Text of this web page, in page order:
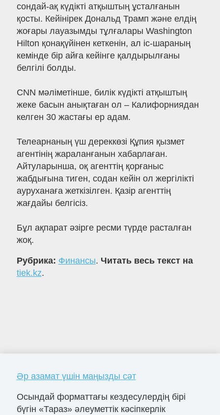
сондай-ақ күдікті атқыштың ұсталғанын
қосты. Кейінірек Дональд Трамп және елдің
жоғары лауазымды тұлғалары Washington
Hilton қонақүйінен кеткенін, ал іс-шараның
кемінде бір айға кейінге қалдырылғаны
белгілі болды.
CNN мәліметінше, билік күдікті атқыштың
жеке басын анықтаған ол – Калифорниядан
келген 30 жастағы ер адам.
Телеарнаның үш дереккөзі Құпия қызмет
агентінің жараланғанын хабарлаған.
Айтуларынша, оқ агенттің қорғаныс
жабдығына тиген, содан кейін ол жергілікті
ауруханаға жеткізілген. Қазір агенттің
жағдайы белгісіз.
Бұл ақпарат әзірге ресми түрде расталған
жоқ.
Рубрика: Финансы. Читать весь текст на
tiek.kz.
Әр азамат үшін маңызды сәт
Осындай форматтағы кездесулердің бірі
бүгін «Тараз» әлеуметтік кәсіпкерлік